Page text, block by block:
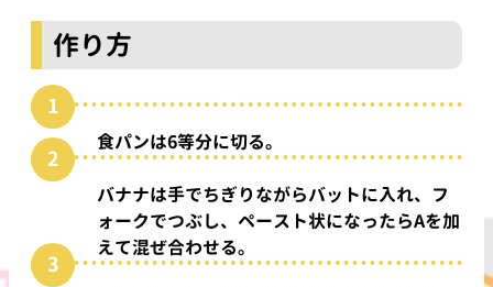
作り方
食パンは6等分に切る。
バナナは手でちぎりながらバットに入れ、フ
ォークでつぶし、ペースト状になったらAを加
えて混ぜ合わせる。